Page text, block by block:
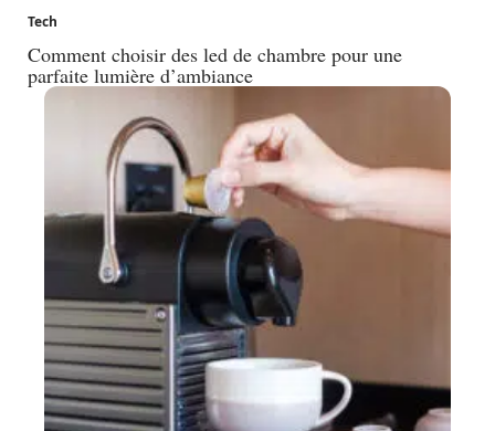
Tech
Comment choisir des led de chambre pour une
parfaite lumière d’ambiance